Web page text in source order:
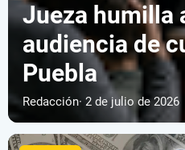
Jueza humilla
audiencia de
Puebla
Redacción· 2 de julio de 2026